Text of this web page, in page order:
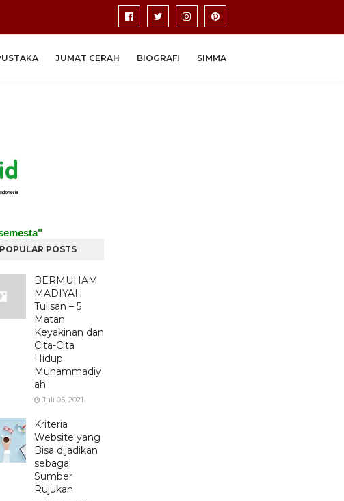
JUMAT CERAH BIOGRAFI SIMMA
POPULAR POSTS
BERMUHAM
MADIYAH
Tulisan – 5
Matan
Keyakinan dan
Cita-Cita
Hidup
Muhammadiy
ah
Juli 05, 2021
Kriteria
Website yang
Bisa dijadikan
sebagai
Sumber
Rujukan